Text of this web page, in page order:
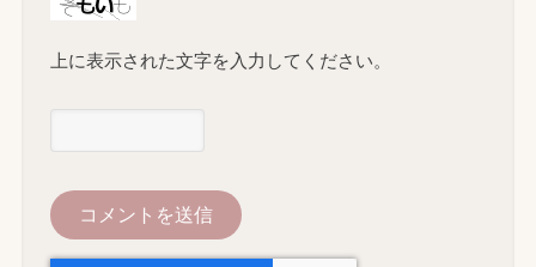
上に表示された文字を入力してください。